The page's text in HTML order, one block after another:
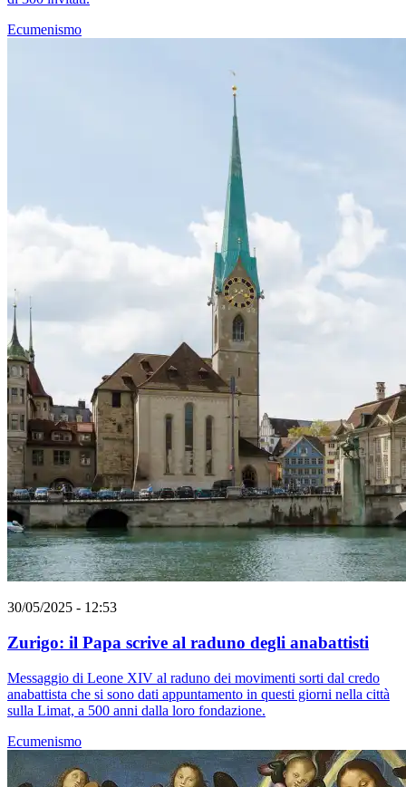
Ecumenismo
30/05/2025 - 12:53
Zurigo: il Papa scrive al raduno degli anabattisti
Messaggio di Leone XIV al raduno dei movimenti sorti dal credo
anabattista che si sono dati appuntamento in questi giorni nella città
sulla Limat, a 500 anni dalla loro fondazione.
Ecumenismo